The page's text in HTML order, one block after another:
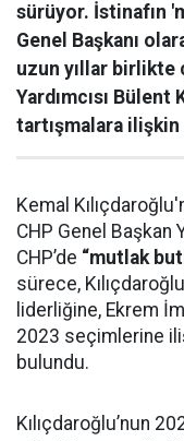
sürüyor. İstinafın
Genel Başkanı
uzun yıllar birlikte
Yardımcısı Bülent
tartışmalara
Kemal
CHP Genel Başkan
CHP’de “mutlak
sürece,
liderliğine, Ekrem
2023 seçimlerine
bulundu.
Kılıçdaroğlu’nun